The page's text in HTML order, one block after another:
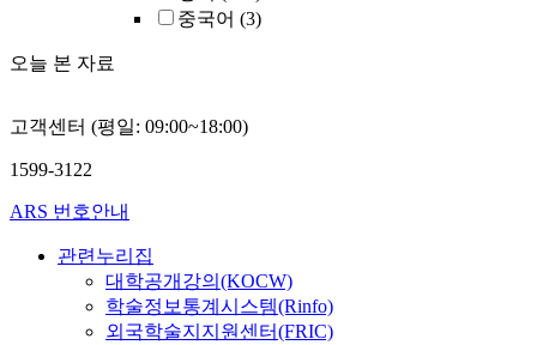
중국어 (3)
오늘 본 자료
고객센터 (평일: 09:00~18:00)
1599-3122
ARS 번호안내
관련누리집
대학공개강의(KOCW)
학술정보통계시스템(Rinfo)
외국학술지지원센터(FRIC)